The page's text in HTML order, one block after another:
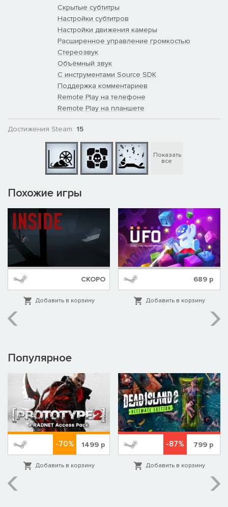
Скрытые субтитры
Настройки субтитров
Настройки движения камеры
Расширенное управление громкостью
Стереозвук
Объёмный звук
С инструментами Source SDK
Поддержка комментариев
Remote Play на телефоне
Remote Play на планшете
Достижения Steam: 15
Показать
все
Похожие игры
СКОРО
Добавить в корзину
689 р
Добавить в корзину
Популярное
-70% 1499р
Добавить в корзину
-87% 799 р
Добавить в корзину